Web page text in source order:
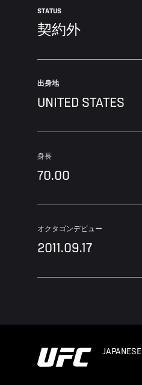
STATUS
契約外
出身地
UNITED STATES
身長
70.00
オクタゴンデビュー
2011.09.17
JAPANESE